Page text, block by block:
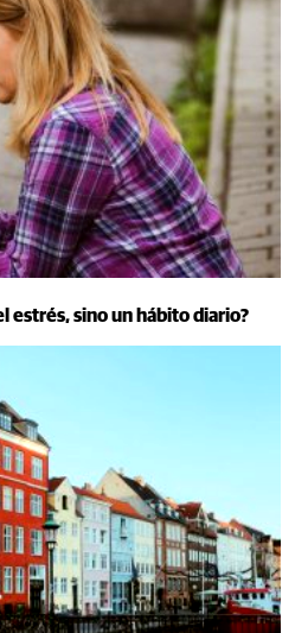
estrés, sino un hábito diario?